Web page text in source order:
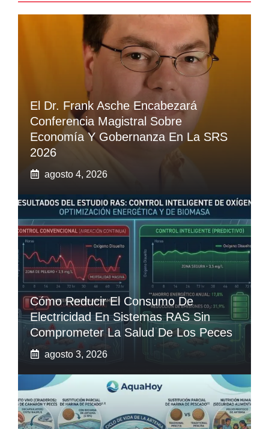
El Dr. Frank Asche Encabezará
Conferencia Magistral Sobre
Economía Y Gobernanza En La SRS
2026
agosto 4, 2026
Cómo Reducir El Consumo De
Electricidad En Sistemas RAS Sin
Comprometer La Salud De Los Peces
agosto 3, 2026